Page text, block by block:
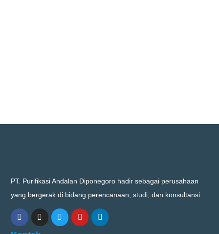
PT. Purifikasi Andalan Diponegoro hadir sebagai perusahaan
yang bergerak di bidang perencanaan, studi, dan konsultansi.